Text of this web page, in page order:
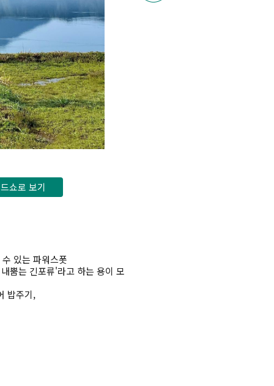
쇼로 보기
있는 파워스폿
뿜는 긴포류'라고 하는 용이 모
밥주기,